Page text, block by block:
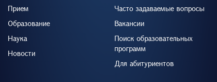
Прием
Образование
Наука
Новости
Часто задаваемые вопросы
Вакансии
Поиск образовательных
программ
Для абитуриентов